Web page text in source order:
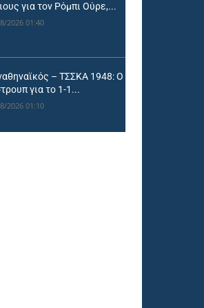
για τον Ρόμπι Ούρε,...
2026 01:40
– ΤΣΣΚΑ 1948: Ο
για το 1-1...
2026 01:10